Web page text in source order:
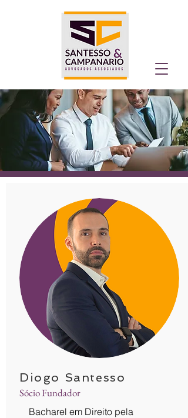
Diogo Santesso
Sócio Fundador
Bacharel em Direito pela